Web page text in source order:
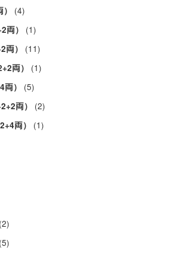
(4)
両） (1)
両） (11)
両） (1)
） (5)
両） (2)
両） (1)
(2)
(5)